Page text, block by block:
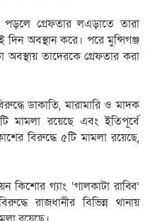
পড়লে গ্রেফতার লএড়াতে তারা
অবস্থান করে। পরে মুন্সিগঞ্জ
তাদেরকে গ্রেফতার করা
ডাকাতি, মারামারি ও মাদক
মামলা রয়েছে এবং ইতিপূর্বে
বিরুদ্ধে ৫টি মামলা রয়েছে,
কিশোর গ্যাং ‘গালকাটা রাব্বি’
রাজধানীর বিভিন্ন থানায়